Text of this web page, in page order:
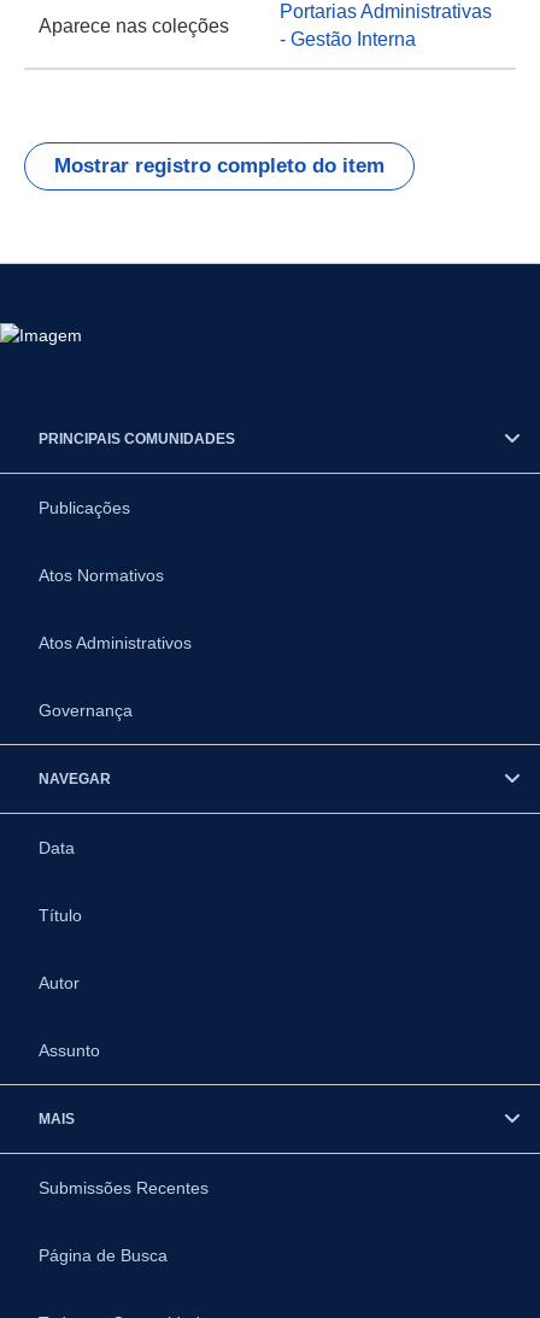
Aparece nas coleções
Portarias Administrativas
- Gestão Interna
Mostrar registro completo do item
PRINCIPAIS COMUNIDADES
Publicações
Atos Normativos
Atos Administrativos
Governança
NAVEGAR
Data
Título
Autor
Assunto
MAIS
Submissões Recentes
Página de Busca